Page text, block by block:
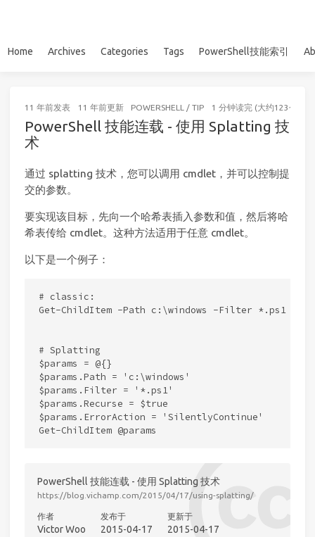
Home Archives Categories Tags PowerShell技能索引
11 年前发表 11 年前更新 POWERSHELL / TIP 1 分钟读完 (大约123个字)
PowerShell 技能连载 - 使用 Splatting 技
术
通过 splatting 技术，您可以调用 cmdlet，并可以控制提
交的参数。
要实现该目标，先向一个哈希表插入参数和值，然后将哈
希表传给 cmdlet。这种方法适用于任意 cmdlet。
以下是一个例子：
# classic:
Get-ChildItem -Path c:\windows -Filter *.ps1 -
# Splatting
$params = @{}
$params.Path = 'c:\windows'
$params.Filter = '*.ps1'
$params.Recurse = $true
$params.ErrorAction = 'SilentlyContinue'
PowerShell 技能连载 - 使用 Splatting 技术
https://blog.vichamp.com/2015/04/17/using-splatting/
作者
Victor Woo
发布于
2015-04-17
更新于
2015-04-17